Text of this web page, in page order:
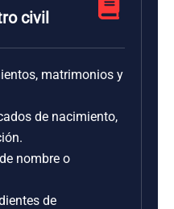
civil
matrimonios y
de nacimiento,
nombre o
de